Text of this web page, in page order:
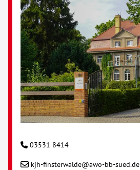
03531 8414
kjh-finsterwalde@awo-bb-sued.de